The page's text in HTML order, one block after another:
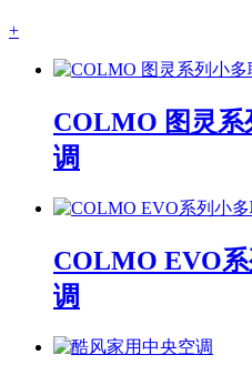
+
COLMO 图灵系
调
COLMO EVO
调